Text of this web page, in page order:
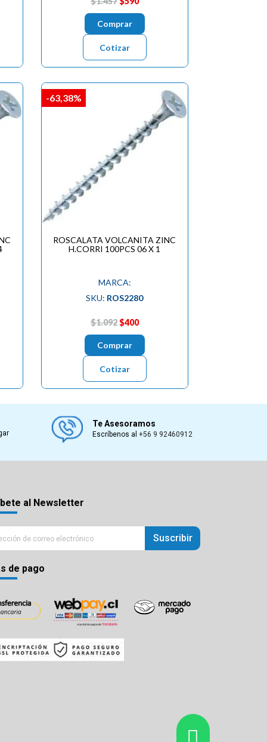
Comprar
Cotizar
ROSCALATA VOLCANITA ZINC
H.CORRI 100PCS 06 X 1
MARCA:
SKU: ROS2280
$1.092$400
Comprar
Cotizar
-63,38%
Te Asesoramos
Escríbenos al+56 9 92460912
al Newsletter
Suscribir
de pago